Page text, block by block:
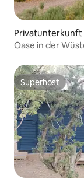
Privatunterkunft
Oase in der
Superhost
Superhost